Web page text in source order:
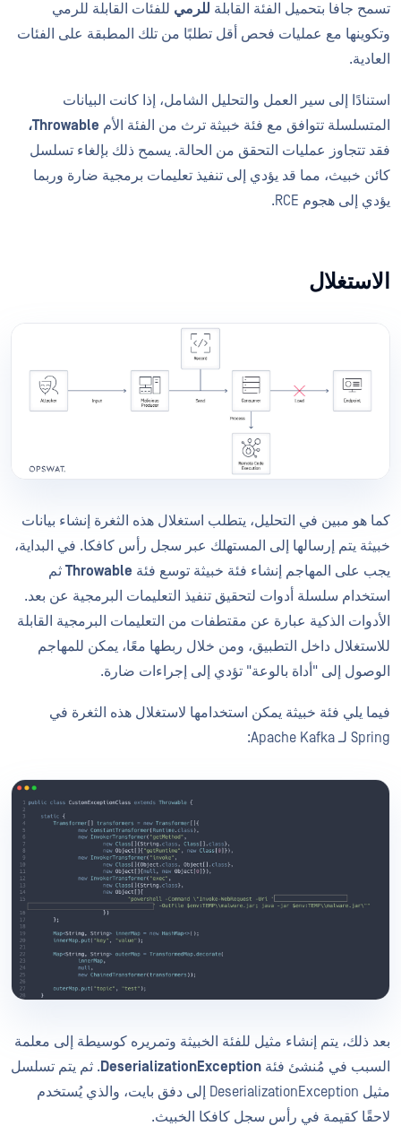
تسمح جافا بتحميل الفئة القابلة للرمي للفئات القابلة للرمي
وتكوينها مع عمليات فحص أقل تطلبًا من تلك المطبقة على الفئات
العادية.
استنادًا إلى سير العمل والتحليل الشامل، إذا كانت البيانات
المتسلسلة تتوافق مع فئة خبيثة ترث من الفئة الأم Throwable،
فقد تتجاوز عمليات التحقق من الحالة. يسمح ذلك بإلغاء تسلسل
كائن خبيث، مما قد يؤدي إلى تنفيذ تعليمات برمجية ضارة وربما
يؤدي إلى هجوم RCE.
الاستغلال
كما هو مبين في التحليل، يتطلب استغلال هذه الثغرة إنشاء بيانات
خبيثة يتم إرسالها إلى المستهلك عبر سجل رأس كافكا. في البداية،
يجب على المهاجم إنشاء فئة خبيثة توسع فئة Throwable ثم
استخدام سلسلة أدوات لتحقيق تنفيذ التعليمات البرمجية عن بعد.
الأدوات الذكية عبارة عن مقتطفات من التعليمات البرمجية القابلة
للاستغلال داخل التطبيق، ومن خلال ربطها معًا، يمكن للمهاجم
الوصول إلى "أداة بالوعة" تؤدي إلى إجراءات ضارة.
فيما يلي فئة خبيثة يمكن استخدامها لاستغلال هذه الثغرة في
Spring لـ Apache Kafka:
بعد ذلك، يتم إنشاء مثيل للفئة الخبيثة وتمريره كوسيطة إلى معلمة
السبب في مُنشئ فئة DeserializationException . ثم يتم تسلسل
مثيل DeserializationException إلى دفق بايت، والذي يُستخدم
لاحقًا كقيمة في رأس سجل كافكا الخبيث.